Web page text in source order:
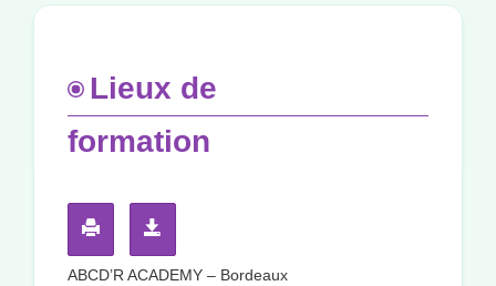
Lieux de
formation
ABCD’R ACADEMY – Bordeaux